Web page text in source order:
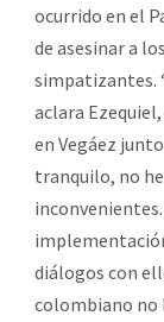
ocurrido en el
de asesinar a
simpatizantes.
aclara
en Vegáez
tranquilo, no
diálogos con
colombiano no